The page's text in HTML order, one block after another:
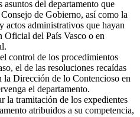
del departamento que
de Gobierno, así como la
actos administrativos que hayan
Oficial del País Vasco o en
control de los procedimientos
el de las resoluciones recaídas
la Dirección de lo Contencioso en
el departamento.
la tramitación de los expedientes
atribuidos a su competencia,